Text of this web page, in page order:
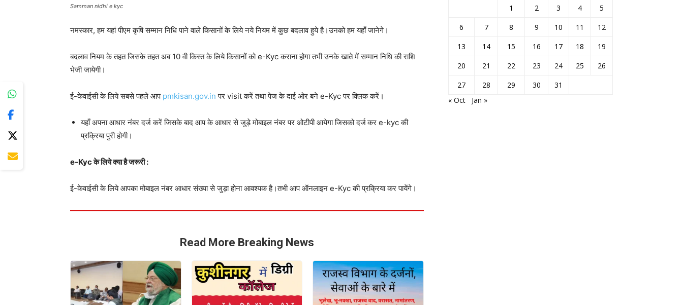
Samman nidhi e kyc
नमस्कार, हम यहां पीएम कृषि सम्मान निधि पाने वाले किसानों के लिये नये नियम में कुछ बदलाव हुये है।उनको हम यहाँ जानेगे।
बदलाव नियम के तहत जिसके तहत अब 10 वी किस्त के लिये किसानों को e-Kyc कराना होगा तभी उनके खाते में सम्मान निधि की राशि
भेजी जायेगी।
ई-केवाईसी के लिये सबसे पहले आप pmkisan.gov.in पर visit करें तथा पेज के दाई ओर बने e-Kyc पर क्लिक करें।
यहाँ अपना आधार नंबर दर्ज करें जिसके बाद आप के आधार से जुड़े मोबाइल नंबर पर ओटीपी आयेगा जिसको दर्जकर e-kyc की
प्रक्रिया पुरी होगी।
e-Kyc के लिये क्या है जरूरी :
ई-केवाईसी के लिये आपका मोबाइल नंबर आधार संख्या से जुड़ा होना आवश्यक है।तभी आप ऑनलाइन e-Kyc की प्रक्रिया कर पायेंगे।
Read More Breaking News
1 2 3 4
5
6
7 8 9 10 11
12
13
14 15 16 17 18
19
20
21 22 23 24 25
26
27
28 29 30
31
« Oct
Jan »